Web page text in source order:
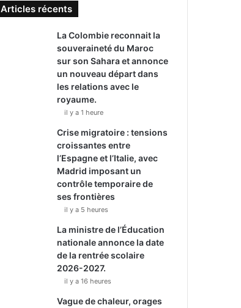
Articles récents
La Colombie reconnait la
souveraineté du Maroc
sur son Sahara et annonce
un nouveau départ dans
les relations avec le
royaume.
il y a 1 heure
Crise migratoire : tensions
croissantes entre
l’Espagne et l’Italie, avec
Madrid imposant un
contrôle temporaire de
ses frontières
il y a 5 heures
La ministre de l’Éducation
nationale annonce la date
de la rentrée scolaire
2026-2027.
il y a 16 heures
Vague de chaleur, orages